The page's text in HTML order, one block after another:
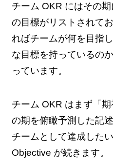
チーム OKR にはその
の目標がリストされて
ればチームが何を目指
な目標を持っているの
っています。
チーム OKR はまず「
の期を俯瞰予測した記
チームとして達成した
Objective が続きます。